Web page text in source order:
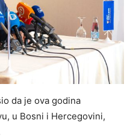
da je ova godina
u Bosni i Hercegovini,